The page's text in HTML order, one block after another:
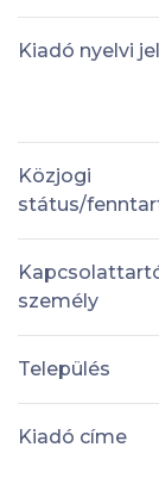
Kiadó nyelvi
Közjogi
státus/
személy
Település
Kiadó címe